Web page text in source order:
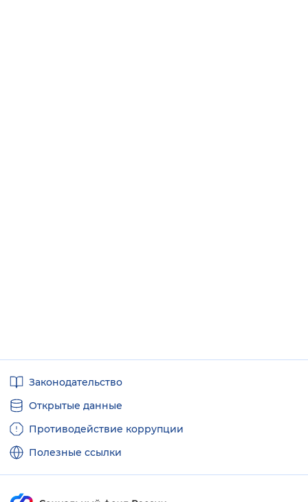
ссылкиЗаконодательство
Открытые данные
Противодействие коррупции
Полезные ссылки